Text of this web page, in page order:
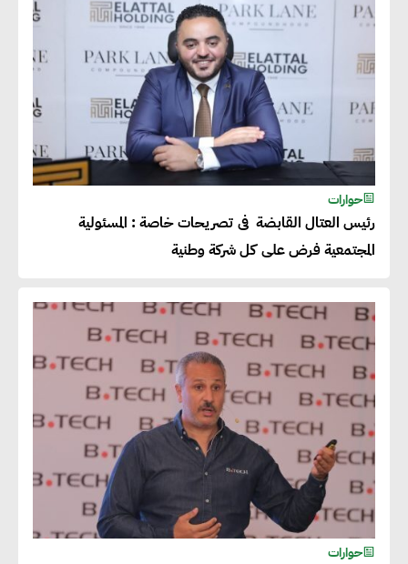
حوارات
رئيس العتال القابضة فى تصريحات خاصة : المسئولية
المجتمعية فرض على كل شركة وطنية
حوارات